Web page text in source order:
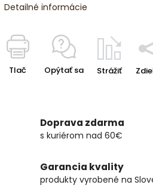
Detailné informácie
Tlač Opýtať sa Strážiť
Doprava zdarma
s kuriérom nad 60€
Garancia kvality
produkty vyrobené na